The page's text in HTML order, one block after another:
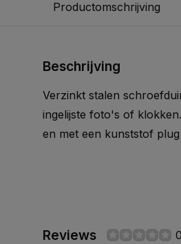
Productomschrijving
Beschrijving
Verzinkt stalen
ingelijste foto's of
en met een kunststof plug
Reviews